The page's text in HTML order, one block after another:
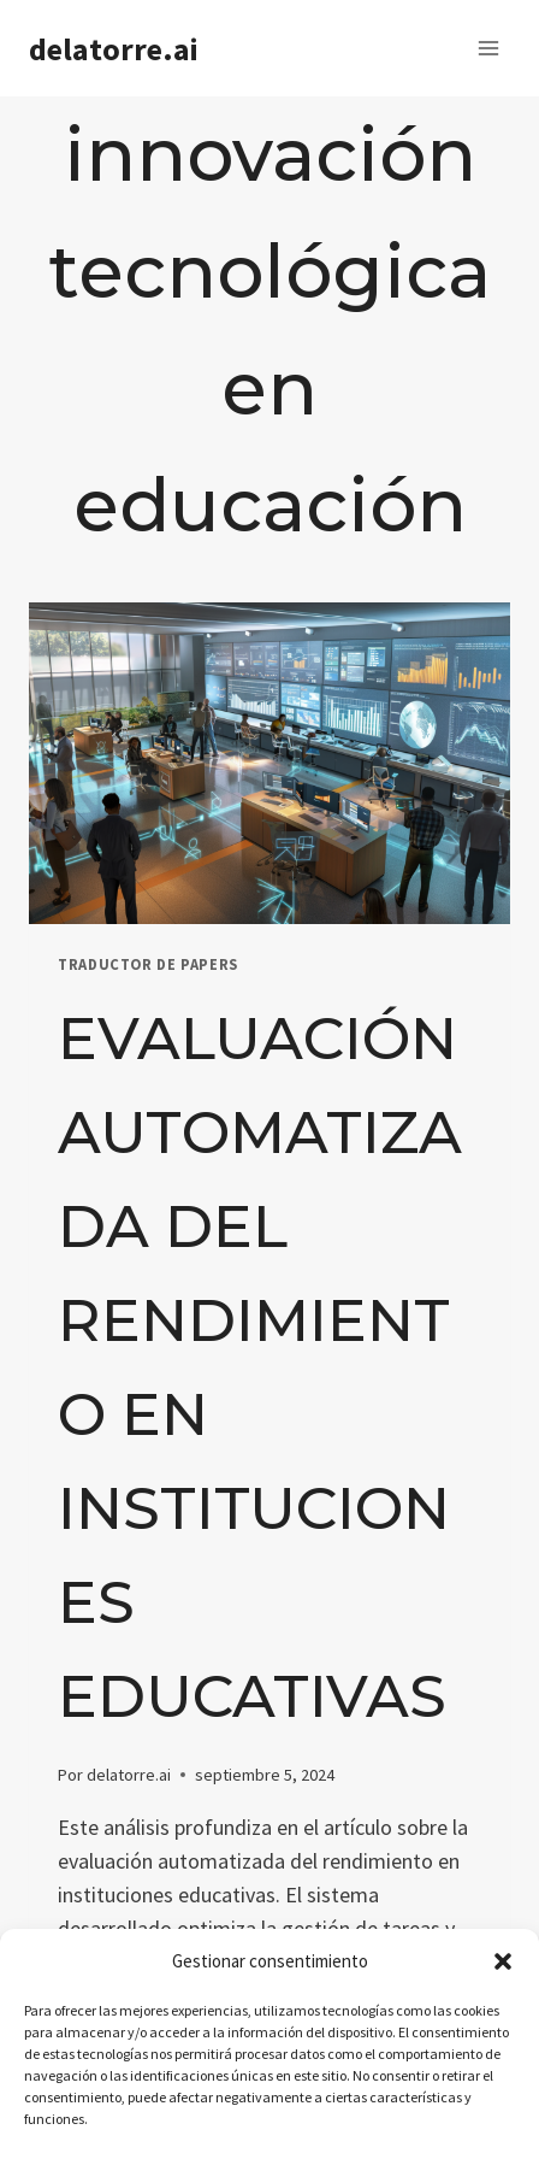
Gestionar consentimiento
Para ofrecer las mejores experiencias, utilizamos tecnologías como las cookies
para almacenar y/o acceder a la información del dispositivo. El consentimiento
de estas tecnologías nos permitirá procesar datos como el comportamiento de
navegación o las identificaciones únicas en este sitio. No consentir o retirar el
consentimiento, puede afectar negativamente a ciertas características y
funciones.
delatorre.ai
innovación
tecnológica
en
educación
TRADUCTOR DE PAPERS
EVALUACIÓN
AUTOMATIZA
DA DEL
RENDIMIENT
O EN
INSTITUCION
ES
EDUCATIVAS
Pordelatorre.ai septiembre 5, 2024
Este análisis profundiza en el artículo sobre la
evaluación automatizada del rendimiento en
instituciones educativas. El sistema
desarrollado optimiza la gestión de tareas y
mejora la evaluación del desempeño del
objetivos y métricas precisas, mejorando así la
eficiencia organizativa.
LEER MÁS